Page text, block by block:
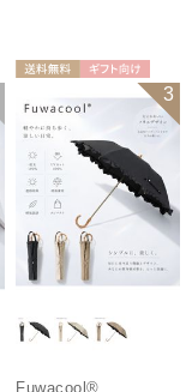
ギフト向け
WOMEN
3
Fuwacool®